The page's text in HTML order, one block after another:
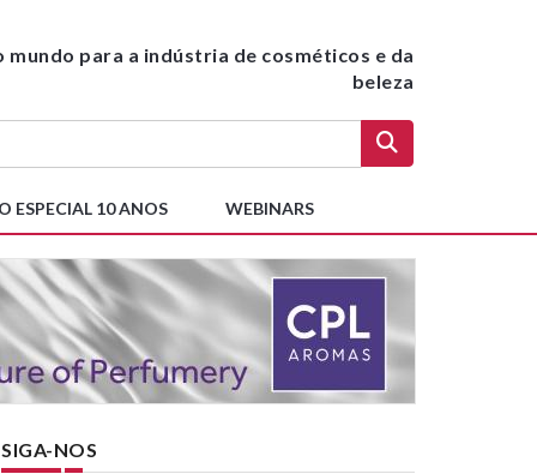
mundo para a indústria de cosméticos e da
beleza
ESPECIAL 10 ANOS WEBINARS
SIGA-NOS